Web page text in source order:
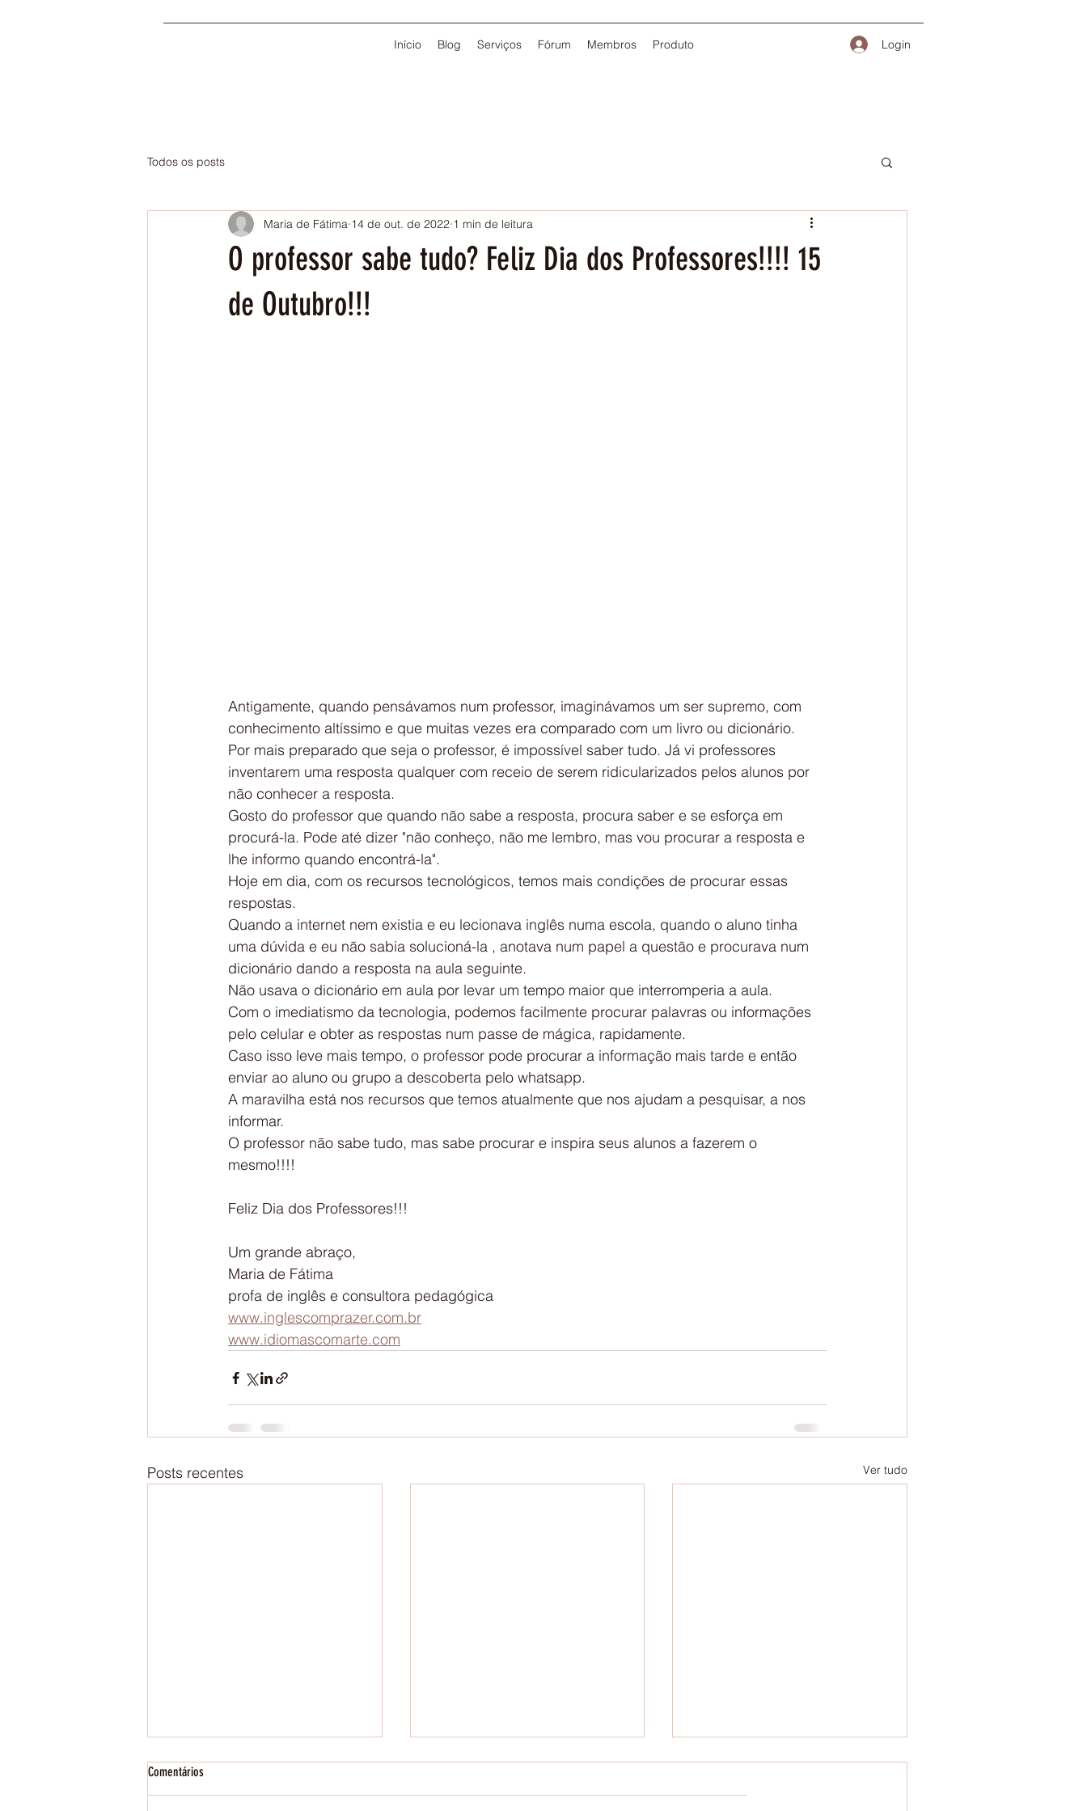
Início Blog Serviços Fórum Membros Produto Login
Todos os posts
O professor sabe tudo? Feliz Dia dos Professores!!!! 15
de Outubro!!!
Maria de Fátima 14 de out. de 2022 1 min de leitura
Antigamente, quando pensávamos num professor, imaginávamos um ser supremo, com
conhecimento altíssimo e que muitas vezes era comparado com um livro ou dicionário.
Por mais preparado que seja o professor, é impossível saber tudo. Já vi professores
inventarem uma resposta qualquer com receio de serem ridicularizados pelos alunos por
não conhecer a resposta.
Gosto do professor que quando não sabe a resposta, procura saber e se esforça em
procurá-la. Pode até dizer "não conheço, não me lembro, mas vou procurar a resposta e
lhe informo quando encontrá-la".
Hoje em dia, com os recursos tecnológicos, temos mais condições de procurar essas
respostas.
Quando a internet nem existia e eu lecionava inglês numa escola, quando o aluno tinha
uma dúvida e eu não sabia solucioná-la , anotava num papel a questão e procurava num
dicionário dando a resposta na aula seguinte.
Não usava o dicionário em aula por levar um tempo maior que interromperia a aula.
Com o imediatismo da tecnologia, podemos facilmente procurar palavras ou informações
pelo celular e obter as respostas num passe de mágica, rapidamente.
Caso isso leve mais tempo, o professor pode procurar a informação mais tarde e então
enviar ao aluno ou grupo a descoberta pelo whatsapp.
A maravilha está nos recursos que temos atualmente que nos ajudam a pesquisar, a nos
informar.
O professor não sabe tudo, mas sabe procurar e inspira seus alunos a fazerem o
mesmo!!!!
Feliz Dia dos Professores!!!
Um grande abraço,
Maria de Fátima
profa de inglês e consultora pedagógica
www.inglescomprazer.com.br
www.idiomascomarte.com
Posts recentes Ver tudo
Comentários